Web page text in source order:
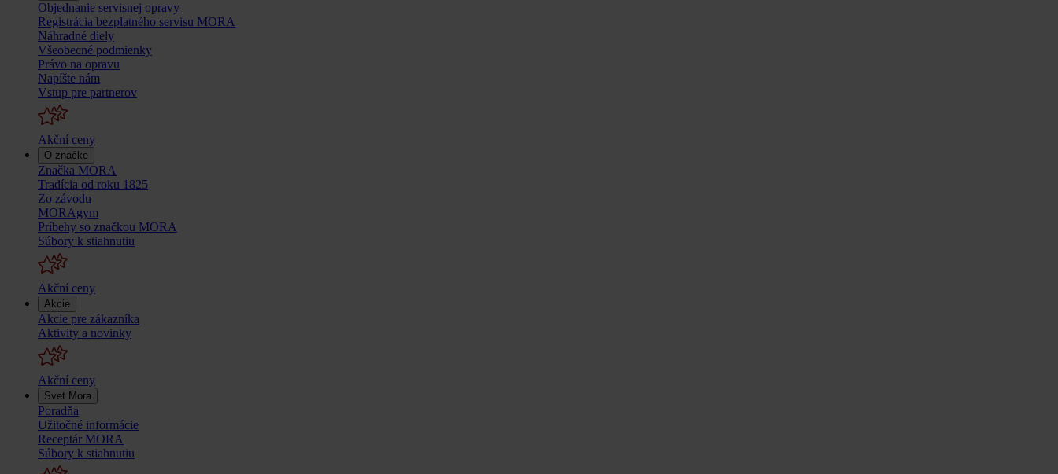
Objednanie servisnej opravy
Registrácia bezplatného servisu MORA
Náhradné diely
Všeobecné podmienky
Právo na opravu
Napíšte nám
Vstup pre partnerov
Akční ceny
O značke
Značka MORA
Tradícia od roku 1825
Zo závodu
MORAgym
Príbehy so značkou MORA
Súbory k stiahnutiu
Akční ceny
Akcie
Akcie pre zákazníka
Aktivity a novinky
Akční ceny
Svet Mora
Poradňa
Užitočné informácie
Receptár MORA
Súbory k stiahnutiu